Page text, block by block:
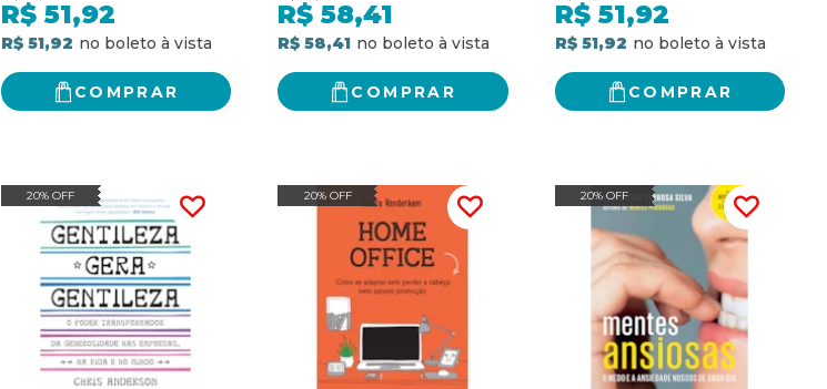
entre prazer e
propósito
R$ 51,92
R$ 51,92
COMPRAR
sono melhor e um
despertar repleto de
energia e disposição
R$ 58,41
R$ 58,41
COMPRAR
R$ 51,92
R$ 51,92
COMPRAR
20% OFF 20% OFF 20% OFF